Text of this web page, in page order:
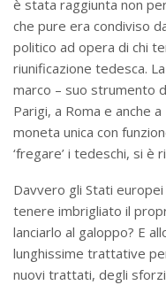
è stata raggiunta non
che pure era condiviso
politico ad opera di chi
riunificazione tedesca.
marco – suo strumento
Parigi, a Roma e anche
moneta unica con
‘fregare’ i tedeschi, si è
Davvero gli Stati
tenere imbrigliato il
lanciarlo al galoppo? E
lunghissime trattative
nuovi trattati, degli